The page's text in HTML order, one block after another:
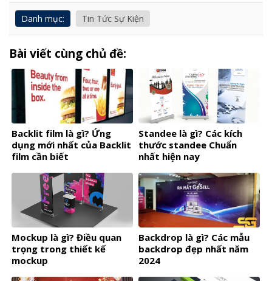
Danh mục: Tin Tức Sự Kiện
Bài viết cùng chủ đề:
Backlit film là gì? Ứng
dụng mới nhất của Backlit
film cần biết
Standee là gì? Các kích
thước standee Chuẩn
nhất hiện nay
Mockup là gì? Điều quan
trọng trong thiết kế
mockup
Backdrop là gì? Các mẫu
backdrop đẹp nhất năm
2024